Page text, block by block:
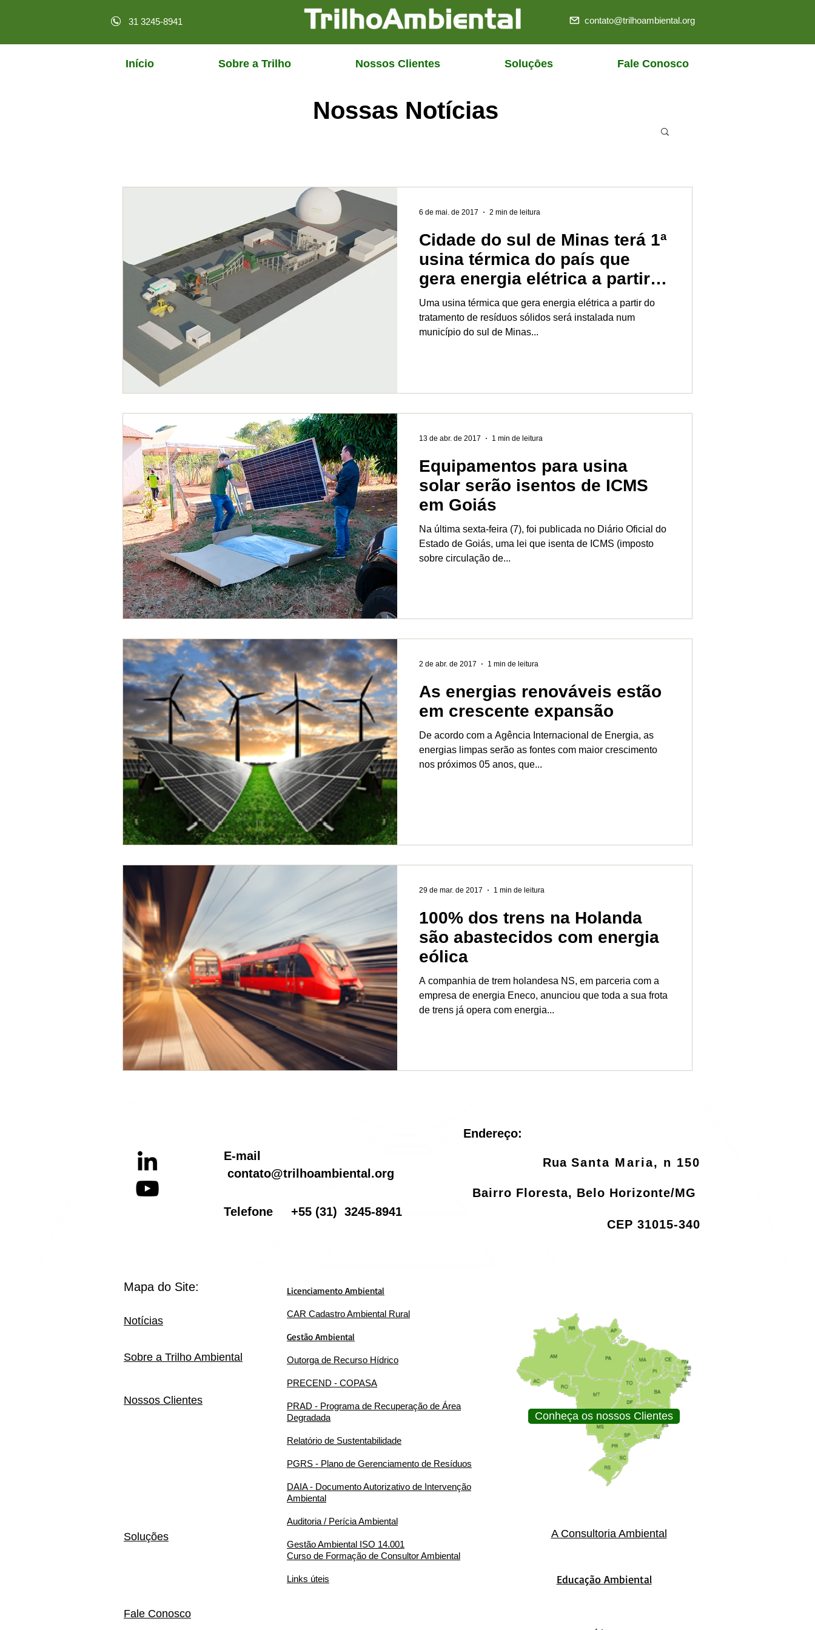
31 3245-8941 contato@trilhoambiental.org
Início Sobre a Trilho Nossos Clientes Soluçōes Fale Conosco
Nossas Notícias
Cidade do sul de Minas terá 1ª
usina térmica do país que
gera energia elétrica a partir
do lixo
Uma usina térmica que gera energia elétrica a partir do
tratamento de resíduos sólidos será instalada num
município do sul de Minas...
6 de mai. de 2017 2 min de leitura
Equipamentos para usina
solar serão isentos de ICMS
em Goiás
Na última sexta-feira (7), foi publicada no Diário Oficial do
Estado de Goiás, uma lei que isenta de ICMS (imposto
sobre circulação de...
13 de abr. de 2017 1 min de leitura
As energias renováveis estão
em crescente expansão
De acordo com a Agência Internacional de Energia, as
energias limpas serão as fontes com maior crescimento
nos próximos 05 anos, que...
2 de abr. de 2017 1 min de leitura
100% dos trens na Holanda
são abastecidos com energia
eólica
A companhia de trem holandesa NS, em parceria com a
empresa de energia Eneco, anunciou que toda a sua frota
de trens já opera com energia...
29 de mar. de 2017 1 min de leitura
E-mail
contato@trilhoambiental.org
Telefone +55 (31) 3245-8941
Endereço:
RuaSanta Maria, n 150
Bairro Floresta, Belo Horizonte/MG
CEP 31015-340
Sobre a Trilho Ambiental
Notícias
Nossos Clientes
Soluções
Mapa do Site: Licenciamento Ambiental
CAR Cadastro Ambiental Rural
Gestão Ambiental
Outorga de Recurso Hídrico
PRECEND - COPASA
PRAD - Programa de Recuperação de Área
Degradada
Relatório de Sustentabilidade
PGRS - Plano de Gerenciamento de Resíduos
DAIA - Documento Autorizativo de Intervenção
Ambiental
Auditoria / Perícia Ambiental
Gestão Ambiental ISO 14.001
Curso de Formação de Consultor Ambiental
Links úteis
Conheça os nossos Clientes
A Consultoria Ambiental
Educação Ambiental
Fale Conosco